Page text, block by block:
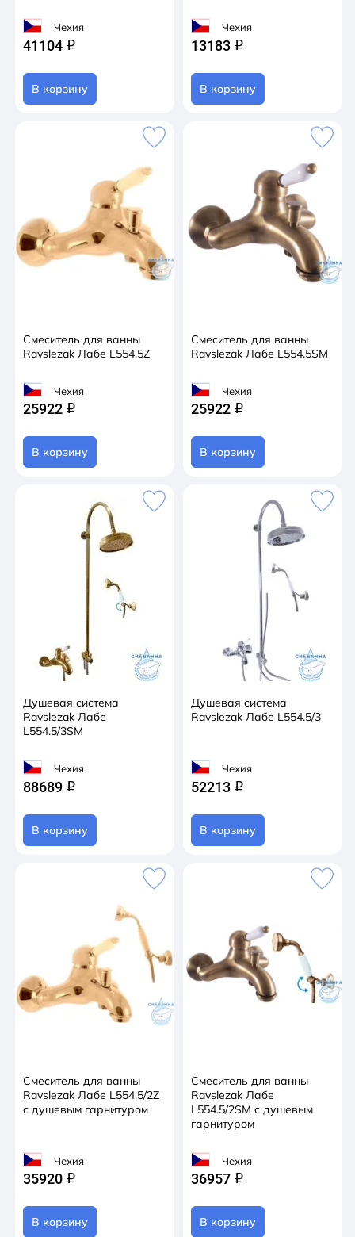
Чехия
41104 q
В корзину
Чехия
13183 q
В корзину
Смеситель для ванны
Ravslezak Лабе L554.5Z
Чехия
25922 q
В корзину
Смеситель для ванны
Ravslezak Лабе L554.5SM
Чехия
25922 q
В корзину
Душевая система
Ravslezak Лабе
L554.5/3SM
Чехия
88689 q
В корзину
Душевая система
Ravslezak Лабе L554.5/3
Чехия
52213 q
В корзину
Смеситель для ванны
Ravslezak Лабе L554.5/2Z
с душевым гарнитуром
Чехия
35920 q
В корзину
Смеситель для ванны
Ravslezak Лабе
L554.5/2SM с душевым
гарнитуром
Чехия
36957 q
В корзину